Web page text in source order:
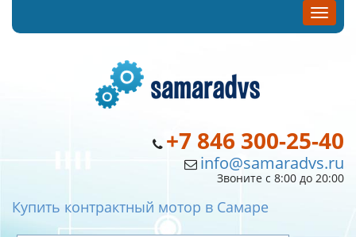
+7 846 300-25-40
info@samaradvs.ru
Звоните с 8:00 до 20:00
Купить контрактный мотор в Самаре